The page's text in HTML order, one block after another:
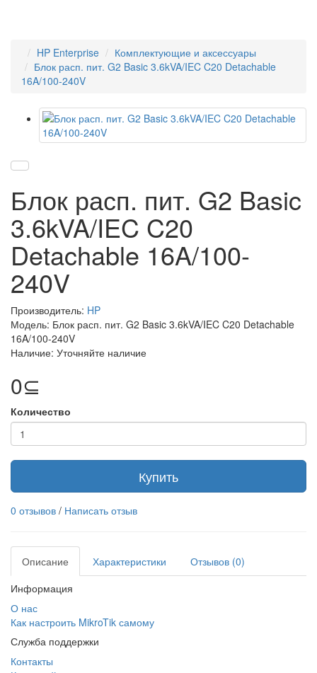
HP Enterprise
Комплектующие и аксессуары
Блок расп. пит. G2 Basic 3.6kVA/IEC C20 Detachable
16A/100-240V
Блок расп. пит. G2 Basic
3.6kVA/IEC C20
Detachable 16A/100-
240V
Производитель: HP
Модель: Блок расп. пит. G2 Basic 3.6kVA/IEC C20 Detachable
16A/100-240V
Наличие: Уточняйте наличие
0⊆
Количество
Купить
0 отзывов / Написать отзыв
Описание Характеристики
Отзывов (0)
Информация
О нас
Как настроить MikroTik самому
Служба поддержки
Контакты